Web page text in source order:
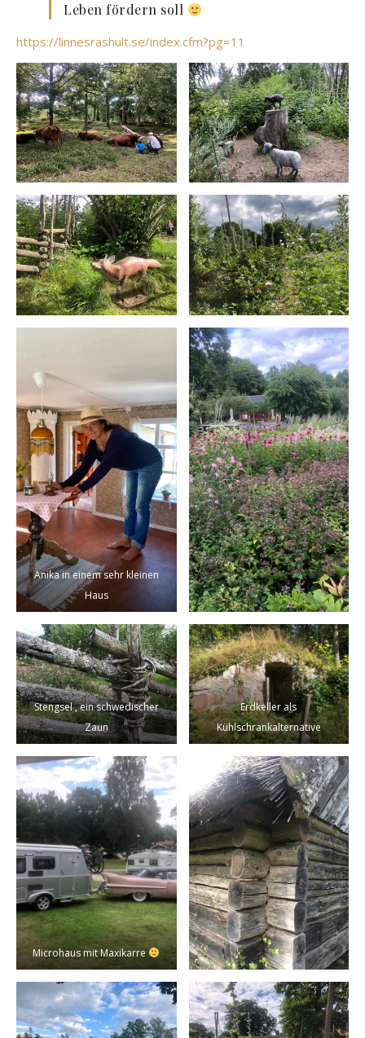
Leben fördern soll
https://linnesrashult.se/index.cfm?pg=11
Anika in einem sehr kleinen
Haus
Stengsel , ein schwedischer
Zaun
Erdkeller als
Kühlschrankalternative
Microhaus mit Maxikarre